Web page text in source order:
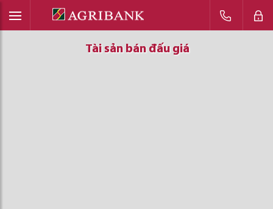
Tài sản bán đấu giá
Tài sản bán đấu giá
Tài sản bán đấu giá